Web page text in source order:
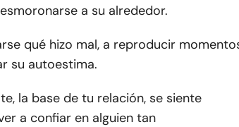
a su alrededor.
qué hizo mal, a reproducir
su autoestima.
la base de tu relación, se siente
a confiar en alguien tan